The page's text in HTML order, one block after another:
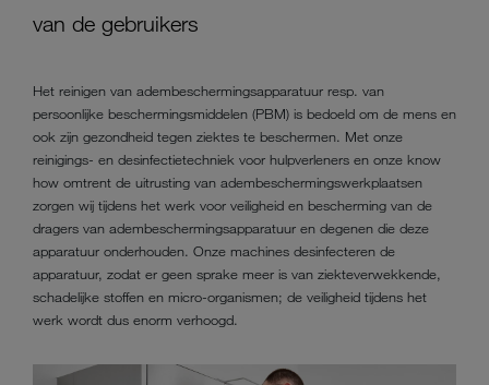
van de gebruikers
Het reinigen van adembeschermingsapparatuur resp. van
persoonlijke beschermingsmiddelen (PBM) is bedoeld om de mens en
ook zijn gezondheid tegen ziektes te beschermen. Met onze
reinigings- en desinfectietechniek voor hulpverleners en onze know
how omtrent de uitrusting van adembeschermingswerkplaatsen
zorgen wij tijdens het werk voor veiligheid en bescherming van de
dragers van adembeschermingsapparatuur en degenen die deze
apparatuur onderhouden. Onze machines desinfecteren de
apparatuur, zodat er geen sprake meer is van ziekteverwekkende,
schadelijke stoffen en micro-organismen; de veiligheid tijdens het
werk wordt dus enorm verhoogd.